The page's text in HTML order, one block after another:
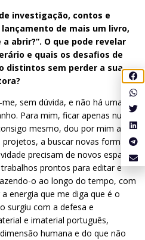
investigação, contos e
de mais um livro,
abrir?”. O que pode revelar
e quais os desafios de
distintos sem perder a sua
sem dúvida, e não há uma
Para mim, ficar apenas num
mesmo, dou por mim a
a buscar novas formas
precisam de novos espaços,
prontos para editar e
o ao longo do tempo, com
energia que me diga que é o
surgiu com a defesa e
e imaterial português,
humana e do que não